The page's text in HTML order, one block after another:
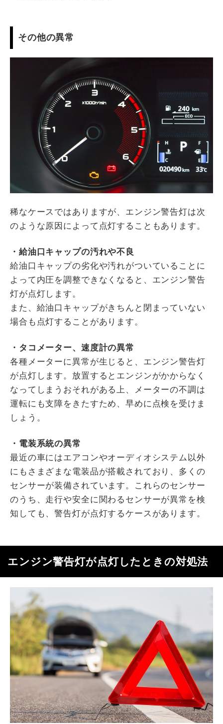
その他の異常
稀なケースではありますが、エンジン警告灯は次
のような原因によって点灯することもあります。
・給油口キャップの汚れや不良
給油口キャップの劣化や汚れがついていることに
よって内圧を調整できなくなると、エンジン警告
灯が点灯します。
また、給油口キャップがきちんと閉まっていない
場合も点灯することがあります。
・タコメーター、速度計の異常
各種メーターに異常が生じると、エンジン警告灯
が点灯します。放置するとエンジンがかからなく
なってしまうおそれがある上、メーターの不調は
運転にも支障をきたすため、早めに点検を受けま
しょう。
・電装系統の異常
最近の車にはエアコンやオーディオシステム以外
にもさまざまな電装品が搭載されており、多くの
センサーが装備されています。これらのセンサー
のうち、走行や安全に関わるセンサーが異常を検
知しても、警告灯が点灯するケースがあります。
エンジン警告灯が点灯したときの対処法